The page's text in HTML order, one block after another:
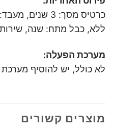
ללא, כבל מתח: שנה,
מערכת הפעלה:
לא כולל, יש להוסיף
מוצרים קשורים